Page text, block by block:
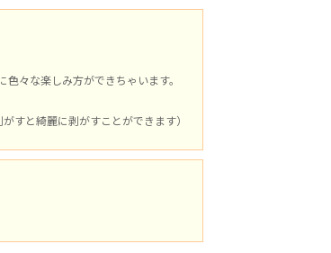
々な楽しみ方ができちゃいます。
すと綺麗に剥がすことができます）